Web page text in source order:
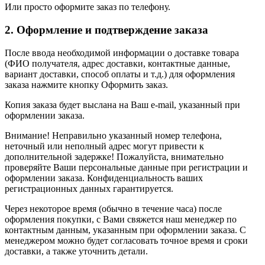
Или просто оформите заказ по телефону.
2. Оформление и подтверждение заказа
После ввода необходимой информации о доставке товара
(ФИО получателя, адрес доставки, контактные данные,
вариант доставки, способ оплаты и т.д.) для оформления
заказа нажмите кнопку Оформить заказ.
Копия заказа будет выслана на Ваш e-mail, указанный при
оформлении заказа.
Внимание! Неправильно указанный номер телефона,
неточный или неполный адрес могут привести к
дополнительной задержке! Пожалуйста, внимательно
проверяйте Ваши персональные данные при регистрации и
оформлении заказа. Конфиденциальность ваших
регистрационных данных гарантируется.
Через некоторое время (обычно в течение часа) после
оформления покупки, с Вами свяжется наш менеджер по
контактным данным, указанным при оформлении заказа. С
менеджером можно будет согласовать точное время и сроки
доставки, а также уточнить детали.